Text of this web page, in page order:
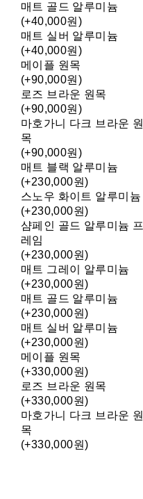
매트 골드 알루미늄
(+40,000원)
매트 실버 알루미늄
(+40,000원)
메이플 원목
(+90,000원)
로즈 브라운 원목
(+90,000원)
마호가니 다크 브라운 원
목
(+90,000원)
매트 블랙 알루미늄
(+230,000원)
스노우 화이트 알루미늄
(+230,000원)
샴페인 골드 알루미늄 프
레임
(+230,000원)
매트 그레이 알루미늄
(+230,000원)
매트 골드 알루미늄
(+230,000원)
매트 실버 알루미늄
(+230,000원)
메이플 원목
(+330,000원)
로즈 브라운 원목
(+330,000원)
마호가니 다크 브라운 원
목
(+330,000원)